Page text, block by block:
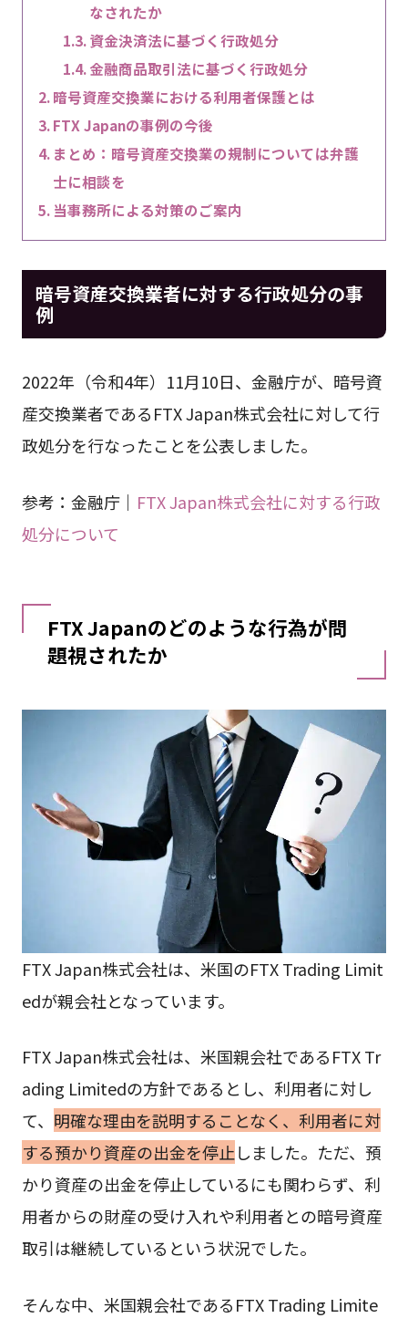
なされたか
資金決済法に基づく行政処分
金融商品取引法に基づく行政処分
暗号資産交換業における利用者保護とは
FTX Japanの事例の今後
まとめ：暗号資産交換業の規制については弁護
士に相談を
当事務所による対策のご案内
暗号資産交換業者に対する行政処分の事
例
2022年（令和4年）11月10日、金融庁が、暗号資
産交換業者であるFTX Japan株式会社に対して行
政処分を行なったことを公表しました。
参考：金融庁｜ FTX Japan株式会社に対する行政
処分について
FTX Japanのどのような行為が問
題視されたか
FTX Japan株式会社は、米国のFTX Trading Limit
edが親会社となっています。
FTX Japan株式会社は、米国親会社であるFTX Tr
ading Limitedの方針であるとし、利用者に対し
て、 明確な理由を説明することなく、利用者に対
する預かり資産の出金を停止しました。ただ、預
かり資産の出金を停止しているにも関わらず、利
用者からの財産の受け入れや利用者との暗号資産
取引は継続しているという状況でした。
そんな中、米国親会社であるFTX Trading Limite